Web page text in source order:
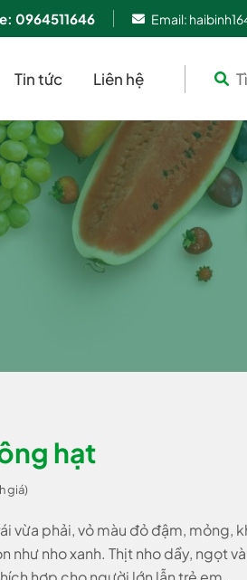
0964511646 Email:
Tin tức Liên hệ
hạt
giá)
vừa phải, vỏ màu đỏ đậm, mỏng,
như nho xanh. Thịt nho dầy, ngọt